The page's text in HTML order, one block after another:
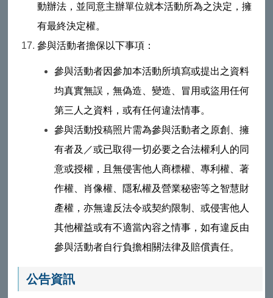
動辦法，並同意主辦單位就本活動所為之決定，擁
有最終決定權。
參與活動者擔保以下事項：
參與活動者因參加本活動所填寫或提出之資料
均真實無誤，無偽造、變造、冒用或盜用任何
第三人之資料，或有任何違法情事。
參與活動投稿照片需為參與活動者之原創、擁
有者及／或已取得一切必要之合法權利人的同
意或授權，且無侵害他人商標權、專利權、著
作權、肖像權、隱私權及營業秘密等之智慧財
產權，亦無違反法令或契約限制、或侵害他人
其他權益或有不適當內容之情事，如有違反由
參與活動者自行負擔相關法律及賠償責任。
公告資訊